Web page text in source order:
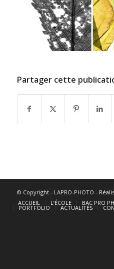
Partager cette
© Copyright - LAPRO-PHOTO -
ACCUEIL
L’ÉCOLE BAC PRO
PORTFOLIO ACTUALITÉS